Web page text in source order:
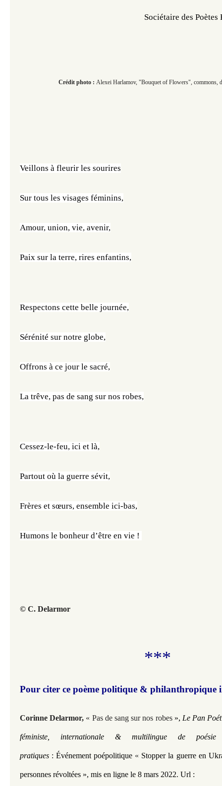
Sociétaire des
Crédit photo : Alexei Harlamov, "Bouquet of Flowers", commons,
Veillons à fleurir les sourires
Sur tous les visages féminins,
Amour, union, vie, avenir,
Paix sur la terre, rires enfantins,
Respectons cette belle journée,
Sérénité sur notre globe,
Offrons à ce jour le sacré,
La trêve, pas de sang sur nos robes,
Cessez-le-feu, ici et là,
Partout où la guerre sévit,
Frères et sœurs, ensemble ici-bas,
Humons le bonheur d’être en vie !
© C. Delarmor
***
Pour citer ce poème politique & philanthropique
Corinne Delarmor, « Pas de sang sur nos robes », Le Pan
féministe, internationale & multilingue de
pratiques : Événement poépolitique « Stopper la guerre en
personnes révoltées », mis en ligne le 8 mars 2022. Url :